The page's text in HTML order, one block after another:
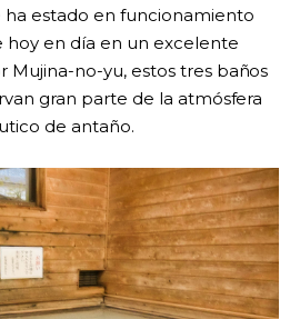
ha estado en funcionamiento
hoy en día en un excelente
Mujina-no-yu, estos tres baños
gran parte de la atmósfera
de antaño.